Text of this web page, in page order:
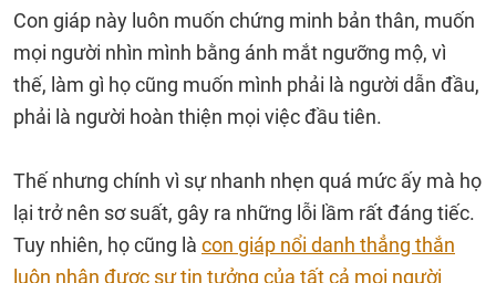
Con giáp này luôn muốn chứng minh bản thân, muốn
mọi người nhìn mình bằng ánh mắt ngưỡng mộ, vì
thế, làm gì họ cũng muốn mình phải là người dẫn đầu,
phải là người hoàn thiện mọi việc đầu tiên.
Thế nhưng chính vì sự nhanh nhẹn quá mức ấy mà họ
lại trở nên sơ suất, gây ra những lỗi lầm rất đáng tiếc.
Tuy nhiên, họ cũng là con giáp nổi danh thẳng thắn
luôn nhận được sự tin tưởng của tất cả mọi người